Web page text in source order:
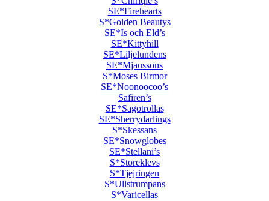
SE*Firehearts
S*Golden Beautys
SE*Is och Eld’s
SE*Kittyhill
SE*Liljelundens
SE*Mjaussons
S*Moses Birmor
SE*Noonoocoo’s
Safiren’s
SE*Sagotrollas
SE*Sherrydarlings
S*Skessans
SE*Snowglobes
SE*Stellani’s
S*Storeklevs
S*Tjejringen
S*Ullstrumpans
S*Varicellas